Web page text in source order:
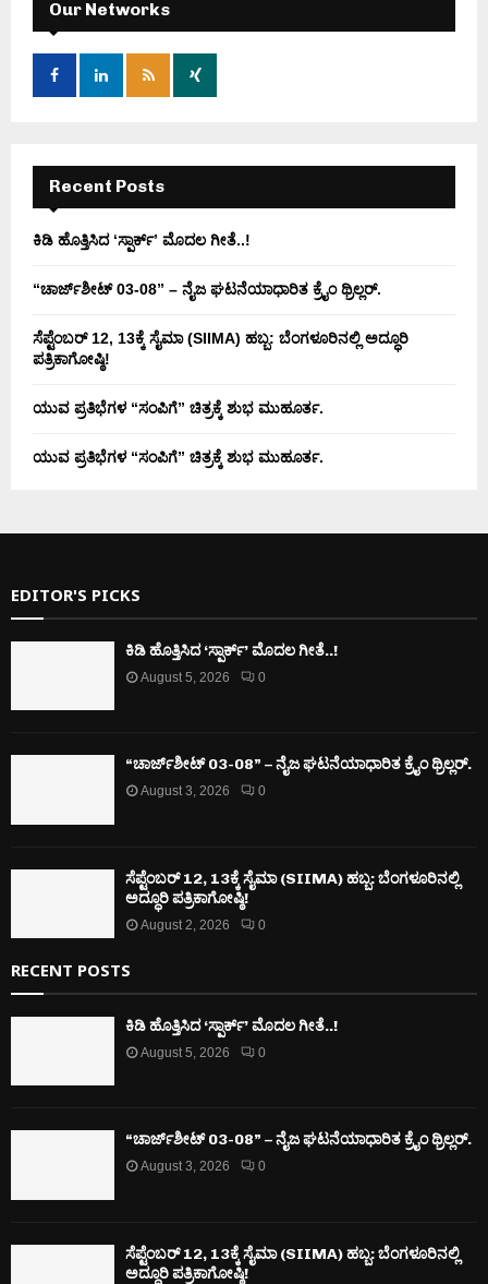
f
o
:
A
H
Our Networks
Recent Posts
ಕಿಡಿ‌‌ ಹೊತ್ತಿಸಿದ ‘ಸ್ಪಾರ್ಕ್’ ಮೊದಲ‌ ಗೀತೆ..!
“ಚಾರ್ಜ್‌ಶೀಟ್ 03-08” – ನೈಜ ಘಟನೆಯಾಧಾರಿತ ಕ್ರೈಂ ಥ್ರಿಲ್ಲರ್.
ಸೆಪ್ಟೆಂಬರ್ 12, 13ಕ್ಕೆ ಸೈಮಾ (SIIMA) ಹಬ್ಬ: ಬೆಂಗಳೂರಿನಲ್ಲಿ ಅದ್ಧೂರಿ
ಪತ್ರಿಕಾಗೋಷ್ಠಿ!
ಯುವ ಪ್ರತಿಭೆಗಳ “ಸಂಪಿಗೆ” ಚಿತ್ರಕ್ಕೆ ಶುಭ ಮುಹೂರ್ತ.
ಯುವ ಪ್ರತಿಭೆಗಳ “ಸಂಪಿಗೆ” ಚಿತ್ರಕ್ಕೆ ಶುಭ ಮುಹೂರ್ತ.
EDITOR'S PICKS
ಕಿಡಿ‌‌ ಹೊತ್ತಿಸಿದ ‘ಸ್ಪಾರ್ಕ್’ ಮೊದಲ‌ ಗೀತೆ..!
August 5, 2026 0
“ಚಾರ್ಜ್‌ಶೀಟ್ 03-08” – ನೈಜ ಘಟನೆಯಾಧಾರಿತ ಕ್ರೈಂ ಥ್ರಿಲ್ಲರ್.
August 3, 2026 0
ಸೆಪ್ಟೆಂಬರ್ 12, 13ಕ್ಕೆ ಸೈಮಾ (SIIMA) ಹಬ್ಬ: ಬೆಂಗಳೂರಿನಲ್ಲಿ
ಅದ್ಧೂರಿ ಪತ್ರಿಕಾಗೋಷ್ಠಿ!
August 2, 2026 0
RECENT POSTS
ಕಿಡಿ‌‌ ಹೊತ್ತಿಸಿದ ‘ಸ್ಪಾರ್ಕ್’ ಮೊದಲ‌ ಗೀತೆ..!
August 5, 2026 0
“ಚಾರ್ಜ್‌ಶೀಟ್ 03-08” – ನೈಜ ಘಟನೆಯಾಧಾರಿತ ಕ್ರೈಂ ಥ್ರಿಲ್ಲರ್.
August 3, 2026 0
ಸೆಪ್ಟೆಂಬರ್ 12, 13ಕ್ಕೆ ಸೈಮಾ (SIIMA) ಹಬ್ಬ: ಬೆಂಗಳೂರಿನಲ್ಲಿ
ಅದ್ಧೂರಿ ಪತ್ರಿಕಾಗೋಷ್ಠಿ!